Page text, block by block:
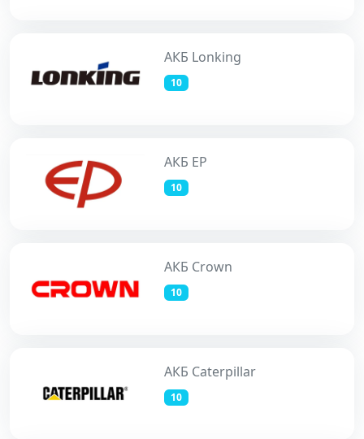
АКБ Lonking
10
АКБ EP
10
АКБ Crown
10
АКБ Caterpillar
10